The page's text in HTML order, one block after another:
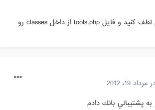
آقای حیدری عزیز هم لطف کنید و فایل tools.php از داخل classes رو
مرداد 19، 2012
پشتيباني بانك دادم